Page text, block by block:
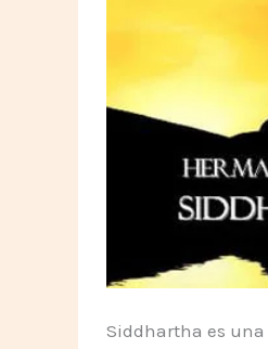
Siddhartha es